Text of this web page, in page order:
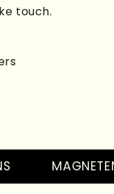
touch.
MAGNETEN